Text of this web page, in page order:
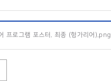
프로그램 포스터. 최종 (헝가리어).png